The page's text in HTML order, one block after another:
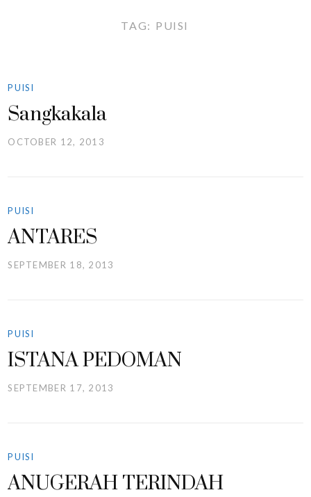
TAG: PUISI
PUISI
Sangkakala
OCTOBER 12, 2013
PUISI
ANTARES
SEPTEMBER 18, 2013
PUISI
ISTANA PEDOMAN
SEPTEMBER 17, 2013
PUISI
ANUGERAH TERINDAH